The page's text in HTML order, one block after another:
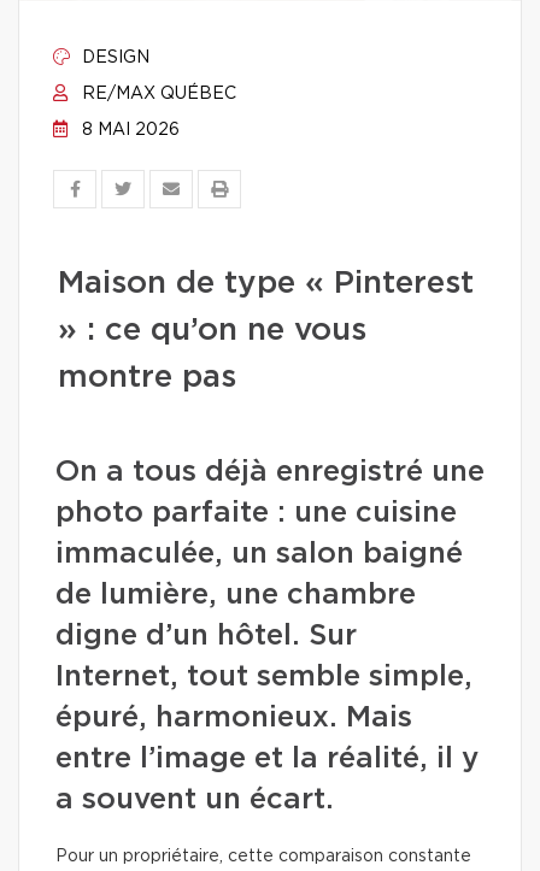
DESIGN
RE/MAX QUÉBEC
8 MAI 2026
Maison de type « Pinterest
» : ce qu’on ne vous
montre pas
On a tous déjà enregistré une
photo parfaite : une cuisine
immaculée, un salon baigné
de lumière, une chambre
digne d’un hôtel. Sur
Internet, tout semble simple,
épuré, harmonieux. Mais
entre l’image et la réalité, il y
a souvent un écart.
Pour un propriétaire, cette comparaison constante